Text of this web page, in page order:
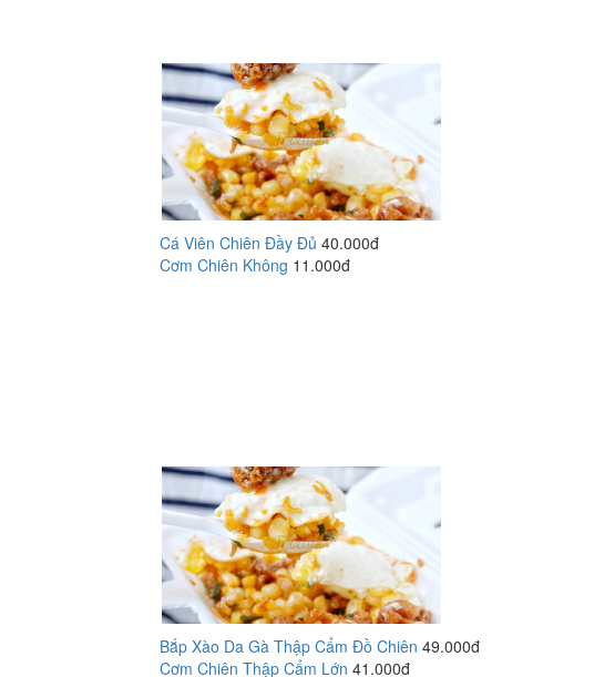
Cá Viên Chiên Đầy Đủ 40.000đ
Cơm Chiên Không 11.000đ
Bắp Xào Da Gà Thập Cẩm Đồ Chiên 49.000đ
Cơm Chiên Thập Cẩm Lớn 41.000đ